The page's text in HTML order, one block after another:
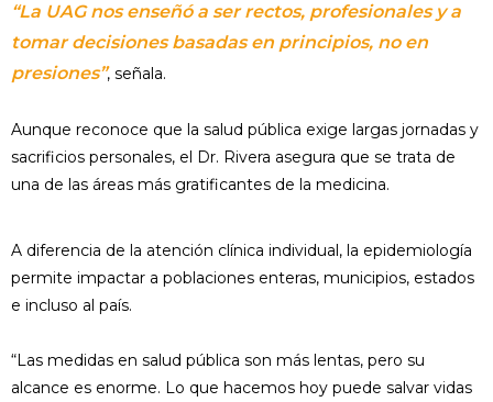
“La UAG nos enseñó a ser rectos, profesionales y a
tomar decisiones basadas en principios, no en
presiones”, señala.
Aunque reconoce que la salud pública exige largas jornadas y
sacrificios personales, el Dr. Rivera asegura que se trata de
una de las áreas más gratificantes de la medicina.
A diferencia de la atención clínica individual, la epidemiología
permite impactar a poblaciones enteras, municipios, estados
e incluso al país.
“Las medidas en salud pública son más lentas, pero su
alcance es enorme. Lo que hacemos hoy puede salvar vidas